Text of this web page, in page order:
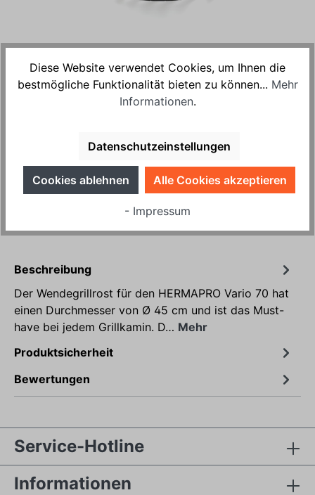
189,00 €* %
195,00 €* (3.08% gespart)
Preise inkl. MwSt. zzgl. Versandkosten (Paket)
In den Warenkorb
HP10721
Beschreibung
Der Wendegrillrost für den HERMAPRO Vario 70 hat
einen Durchmesser von Ø 45 cm und ist das Must-
have bei jedem Grillkamin. D… Mehr
Produktsicherheit
Bewertungen
Service-Hotline
Informationen
Diese Website verwendet Cookies, um Ihnen die
bestmögliche Funktionalität bieten zu können... Mehr
Informationen.
Datenschutzeinstellungen
Cookies ablehnen Alle Cookies akzeptieren
- Impressum